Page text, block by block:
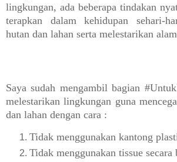
lingkungan, ada beberapa tindakan
terapkan dalam kehidupan sehari-
hutan dan lahan serta melestarikan
Saya sudah mengambil bagian #
melestarikan lingkungan guna
dan lahan dengan cara :
Tidak menggunakan kantong
Tidak menggunakan tissue secara